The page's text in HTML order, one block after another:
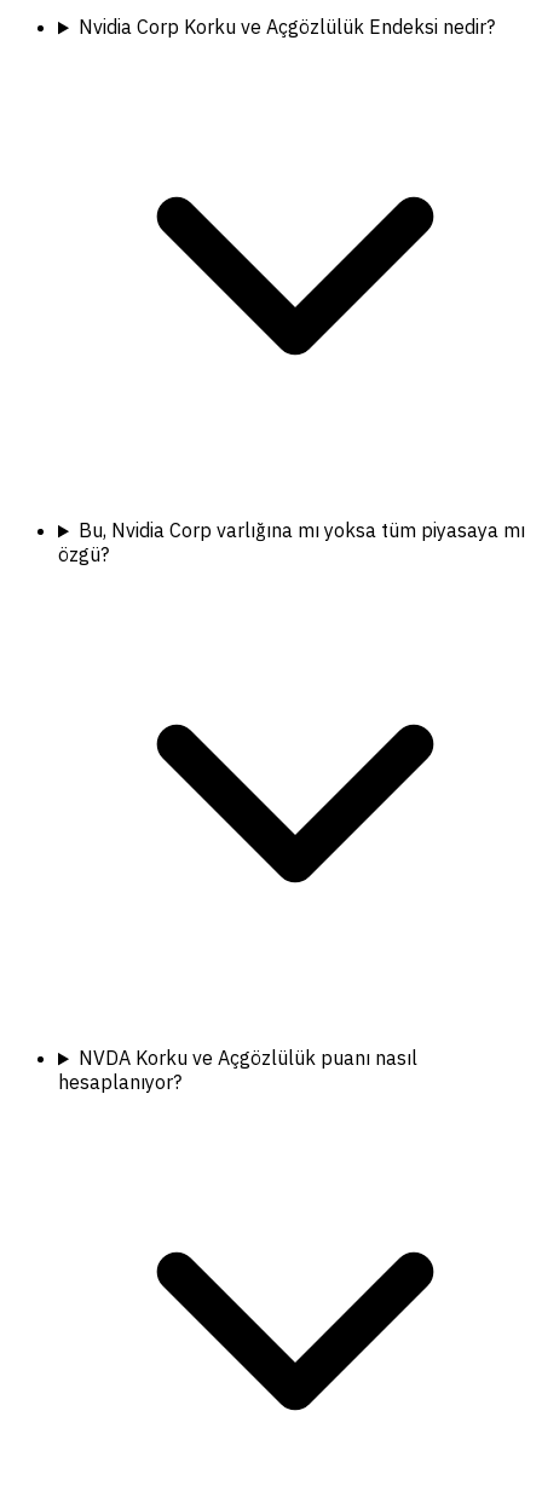
Nvidia Corp Korku ve Açgözlülük Endeksi nedir?
Bu, Nvidia Corp varlığına mı yoksa tüm piyasaya mı
özgü?
NVDA Korku ve Açgözlülük puanı nasıl
hesaplanıyor?